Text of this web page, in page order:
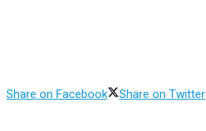
Share on Facebook Share on Twitter